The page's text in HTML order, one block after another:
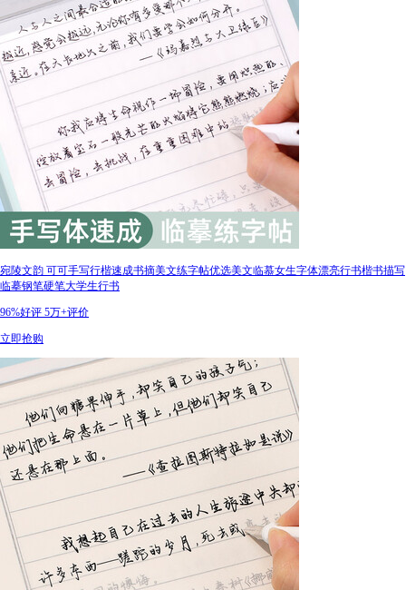
宛陵文韵 可可手写行楷速成书摘美文练字帖优选美文临慕女生字体漂亮行书楷书描写
临摹钢笔硬笔大学生行书
96%好评 5万+评价
立即抢购